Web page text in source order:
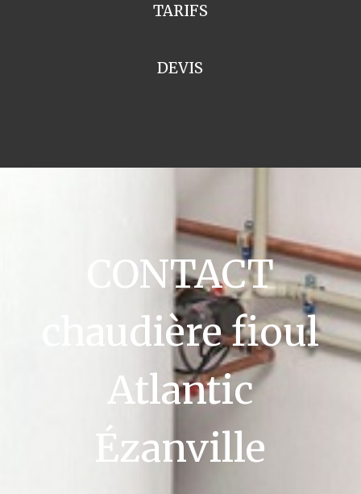
TARIFS
DEVIS
CONTACT
chaudière fioul
Atlantic
Ézanville